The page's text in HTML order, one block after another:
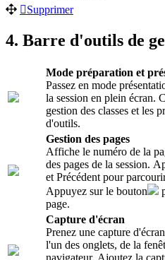
Supprimer
4. Barre d'outils de
Mode préparation et
Passez en mode
la session en plein écran.
gestion des classes et les
d'outils.
Gestion des pages
Affiche le numéro de la
des pages de la session.
et Précédent pour
Appuyez sur le bouton
page.
Capture d'écran
Prenez une capture
l'un des onglets, de la
navigateur. Ajoutez la